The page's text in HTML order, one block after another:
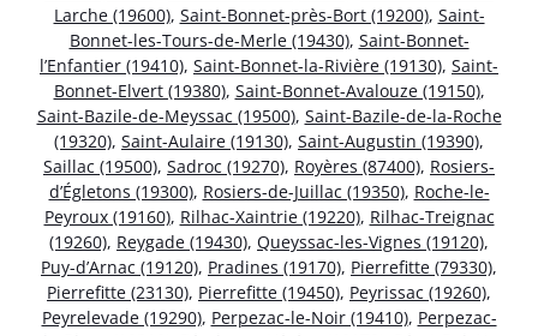
Larche (19600), Saint-Bonnet-près-Bort (19200), Saint-
Bonnet-les-Tours-de-Merle (19430), Saint-Bonnet-
l’Enfantier (19410), Saint-Bonnet-la-Rivière (19130), Saint-
Bonnet-Elvert (19380), Saint-Bonnet-Avalouze (19150),
Saint-Bazile-de-Meyssac (19500), Saint-Bazile-de-la-Roche
(19320), Saint-Aulaire (19130), Saint-Augustin (19390),
Saillac (19500), Sadroc (19270), Royères (87400), Rosiers-
d’Égletons (19300), Rosiers-de-Juillac (19350), Roche-le-
Peyroux (19160), Rilhac-Xaintrie (19220), Rilhac-Treignac
(19260), Reygade (19430), Queyssac-les-Vignes (19120),
Puy-d’Arnac (19120), Pradines (19170), Pierrefitte (79330),
Pierrefitte (23130), Pierrefitte (19450), Peyrissac (19260),
Peyrelevade (19290), Perpezac-le-Noir (19410), Perpezac-